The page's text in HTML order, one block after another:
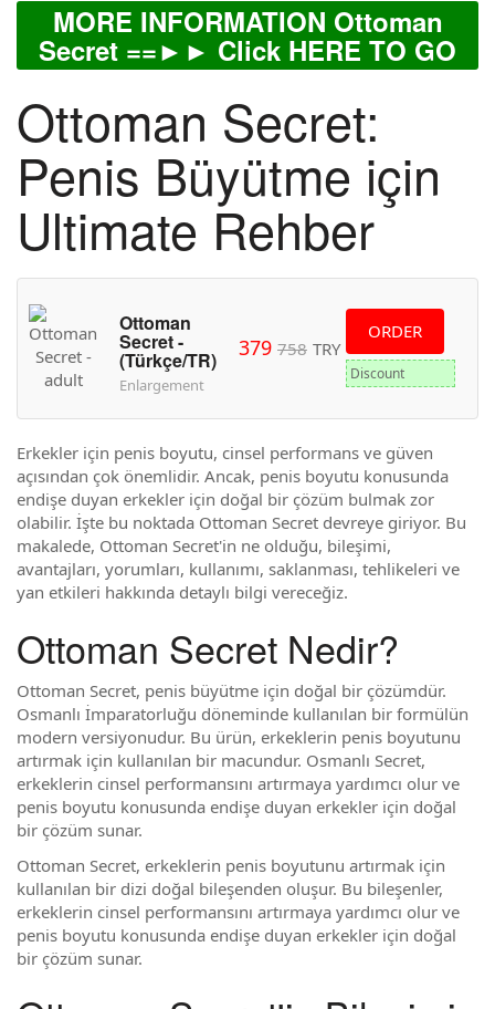
MORE INFORMATION Ottoman
Secret ==►► Click HERE TO GO
Ottoman Secret:
Penis Büyütme için
Ultimate Rehber
Ottoman
Secret -
(Türkçe/TR)
Enlargement
379 758 TRY
ORDER
Discount
Erkekler için penis boyutu, cinsel performans ve güven
açısından çok önemlidir. Ancak, penis boyutu konusunda
endişe duyan erkekler için doğal bir çözüm bulmak zor
olabilir. İşte bu noktada Ottoman Secret devreye giriyor. Bu
makalede, Ottoman Secret'in ne olduğu, bileşimi,
avantajları, yorumları, kullanımı, saklanması, tehlikeleri ve
yan etkileri hakkında detaylı bilgi vereceğiz.
Ottoman Secret Nedir?
Ottoman Secret, penis büyütme için doğal bir çözümdür.
Osmanlı İmparatorluğu döneminde kullanılan bir formülün
modern versiyonudur. Bu ürün, erkeklerin penis boyutunu
artırmak için kullanılan bir macundur. Osmanlı Secret,
erkeklerin cinsel performansını artırmaya yardımcı olur ve
penis boyutu konusunda endişe duyan erkekler için doğal
bir çözüm sunar.
Ottoman Secret, erkeklerin penis boyutunu artırmak için
kullanılan bir dizi doğal bileşenden oluşur. Bu bileşenler,
erkeklerin cinsel performansını artırmaya yardımcı olur ve
penis boyutu konusunda endişe duyan erkekler için doğal
bir çözüm sunar.